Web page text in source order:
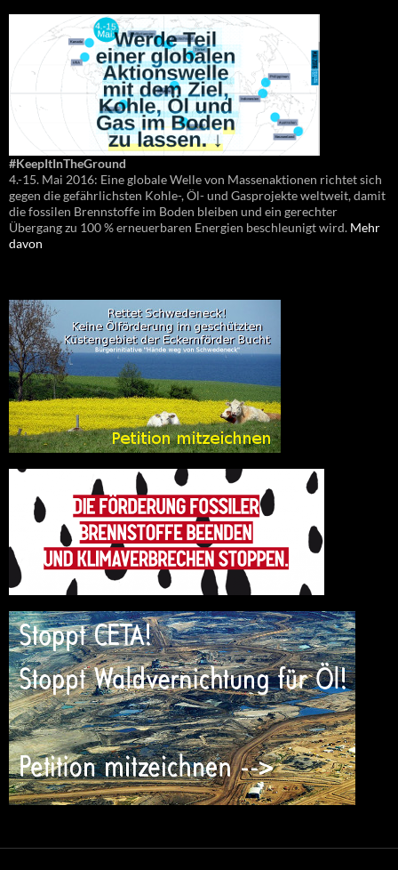
#KeepItInTheGround
4.-15. Mai 2016: Eine globale Welle von Massenaktionen richtet sich
gegen die gefährlichsten Kohle-, Öl- und Gasprojekte weltweit, damit
die fossilen Brennstoffe im Boden bleiben und ein gerechter
Übergang zu 100 % erneuerbaren Energien beschleunigt wird. Mehr
davon